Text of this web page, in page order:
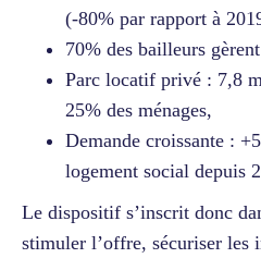
(-80% par rapport à
70% des bailleurs
Parc locatif privé : 7,8
25% des ménages,
Demande croissante :
logement social depuis
Le dispositif s’inscrit donc
stimuler l’offre, sécuriser les